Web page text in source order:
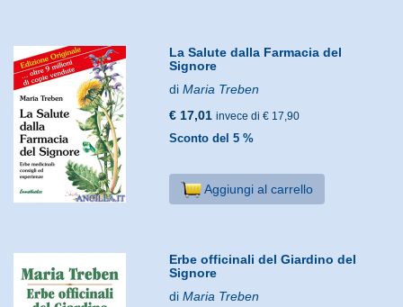
La Salute dalla Farmacia del
Signore
diMaria Treben
€ 17,01 invece di € 17,90
Sconto del 5 %
Aggiungi al carrello
Erbe officinali del Giardino del
Signore
diMaria Treben